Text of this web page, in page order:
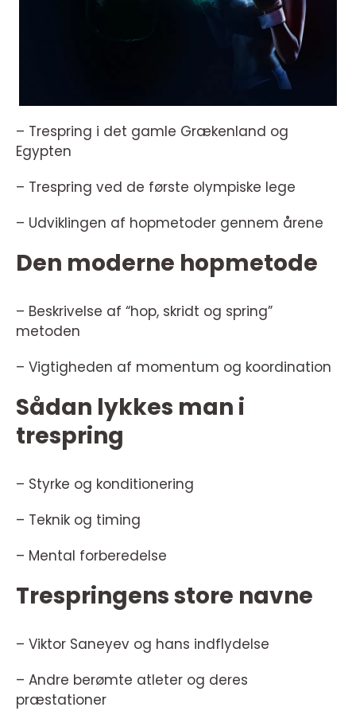
– Trespring i det gamle Grækenland og
Egypten
– Trespring ved de første olympiske lege
– Udviklingen af hopmetoder gennem årene
Den moderne hopmetode
– Beskrivelse af “hop, skridt og spring”
metoden
– Vigtigheden af momentum og koordination
Sådan lykkes man i
trespring
– Styrke og konditionering
– Teknik og timing
– Mental forberedelse
Trespringens store navne
– Viktor Saneyev og hans indflydelse
– Andre berømte atleter og deres
præstationer